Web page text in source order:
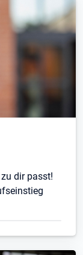
dir passt!